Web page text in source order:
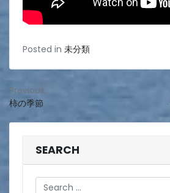
Posted in 未分類
投
稿
Previous:
柿の季節
SEARCH
Search